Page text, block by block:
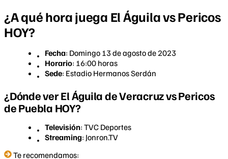
¿A qué hora juega El Águila vs Pericos
HOY?
Fecha: Domingo 13 de agosto de 2023
Horario: 16:00 horas
Sede: Estadio Hermanos Serdán
¿Dónde ver El Águila de Veracruz vs Pericos
de Puebla HOY?
Televisión: TVC Deportes
Streaming: Jonron.TV
Te recomendamos: